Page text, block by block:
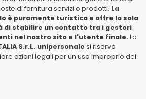
di fornitura servizi o prodotti. La
è puramente turistica e offre la sola
di stabilire un contatto tra i gestori
nel nostro sito e l'utente finale. La
S.r.L. unipersonale si riserva
azioni legali per un uso improprio del